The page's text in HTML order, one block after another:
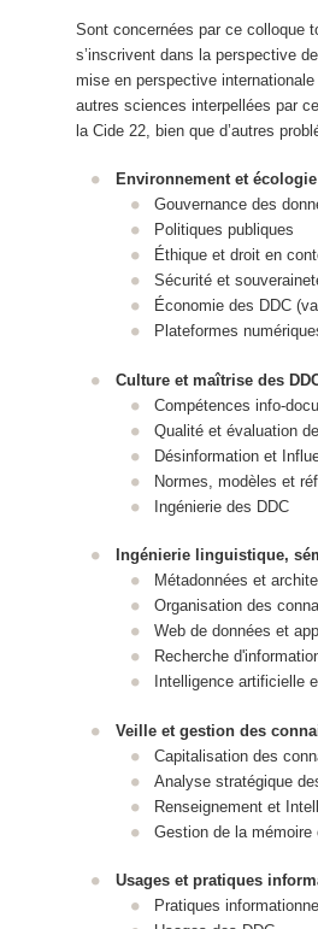
Sont concernées par ce colloque
s’inscrivent dans la perspective
mise en perspective
autres sciences interpellées par
la Cide 22, bien que d’autres
Environnement et
Gouvernance des
Politiques publiques
Éthique et droit en
Sécurité et
Économie des DDC
Plateformes
Culture et maîtrise des
Compétences info-
Qualité et évaluation
Désinformation et
Normes, modèles et
Ingénierie des DDC
Ingénierie linguistique,
Métadonnées et
Organisation des
Web de données et
Recherche
Intelligence artificielle
Veille et gestion des
Capitalisation des
Analyse stratégique
Renseignement et
Gestion de la mémoire
Usages et pratiques
Pratiques